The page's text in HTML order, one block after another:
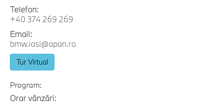
Telefon:
+40 374 269 269
Email:
bmw.iasi@apan.ro
Tur Virtual
Program:
Orar vânzări: